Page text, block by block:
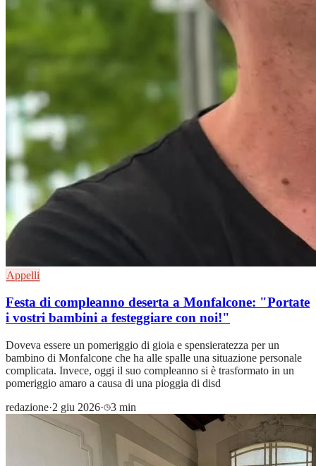
Appelli
Festa di compleanno deserta a Monfalcone: "Portate
i vostri bambini a festeggiare con noi!"
Doveva essere un pomeriggio di gioia e spensieratezza per un
bambino di Monfalcone che ha alle spalle una situazione personale
complicata. Invece, oggi il suo compleanno si è trasformato in un
pomeriggio amaro a causa di una pioggia di disd
redazione·2 giu 2026· 3 min